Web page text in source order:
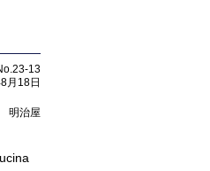
13
月18日
明治屋